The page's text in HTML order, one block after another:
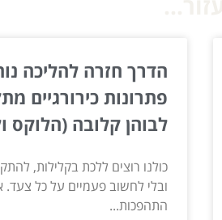
הדרך חזרה להליכה
פתרונות כירורגיים
לבוהן קלובה (הלוקס
כולנו רוצים ללכת בקלילות,
ובלי לחשוב פעמיים על כל
התהפכות...